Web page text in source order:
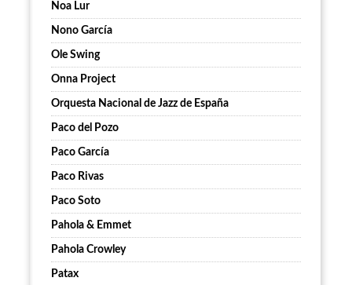
Noa Lur
Nono García
Ole Swing
Onna Project
Orquesta Nacional de Jazz de España
Paco del Pozo
Paco García
Paco Rivas
Paco Soto
Pahola & Emmet
Pahola Crowley
Patax